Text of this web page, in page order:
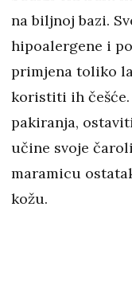
na biljnoj bazi.
hipoalergene i
primjena toliko
koristiti ih
pakiranja,
učine svoje
maramicu
kožu.